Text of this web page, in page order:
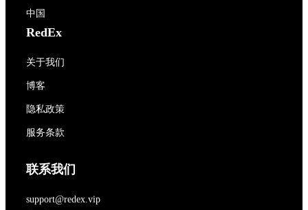
中国
RedEx
关于我们
博客
隐私政策
服务条款
联系我们
support@redex.vip